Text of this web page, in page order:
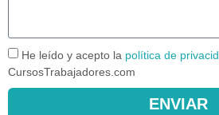
He leído y acepto la política de
CursosTrabajadores.com
ENVIAR